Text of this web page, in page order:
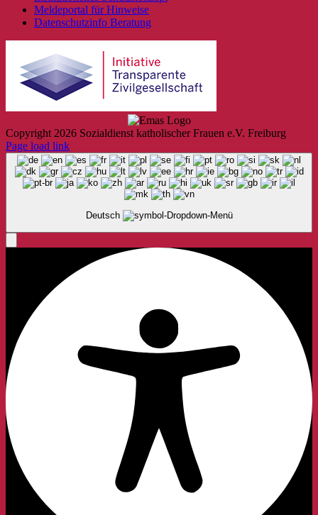
Meldeportal für Hinweise
Datenschutzinfo Beratung
Copyright 2026 Sozialdienst katholischer Frauen e.V. Freiburg
Page load link
Deutsch